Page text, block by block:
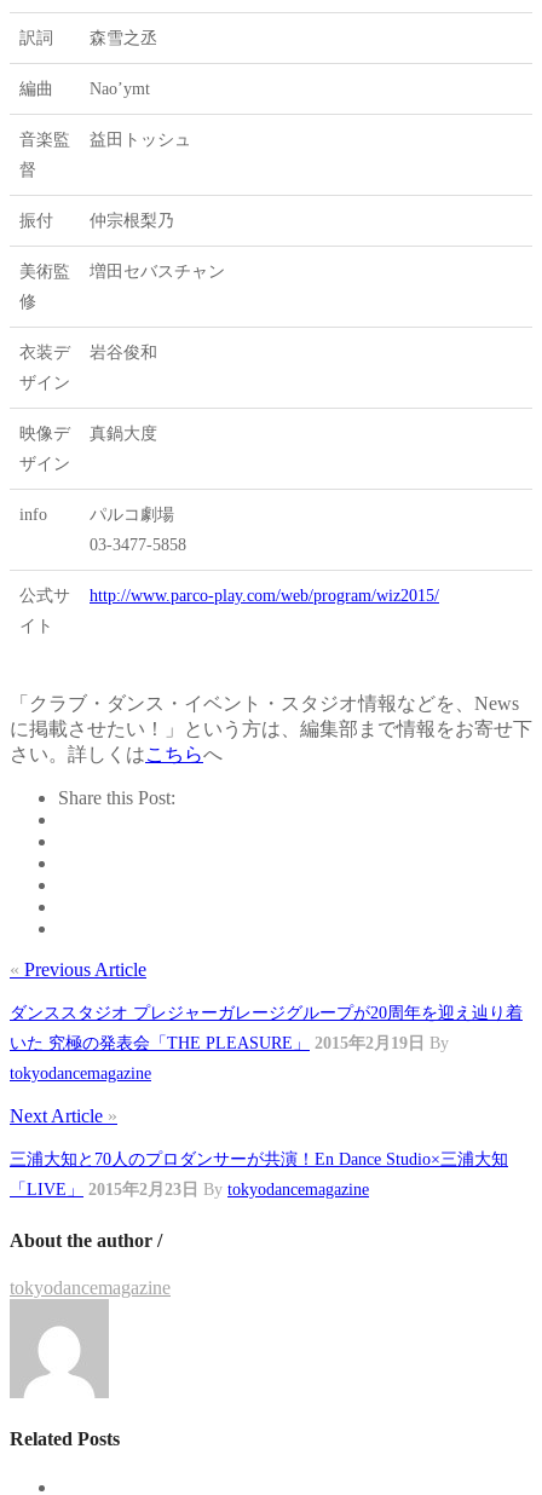
訳詞 森雪之丞
編曲 Nao’ymt
音楽監
督
益田トッシュ
振付 仲宗根梨乃
美術監
修
増田セバスチャン
衣装デ
ザイン
岩谷俊和
映像デ
ザイン
真鍋大度
info
パルコ劇場
03-3477-5858
公式サ
イト
http://www.parco-play.com/web/program/wiz2015/
「クラブ・ダンス・イベント・スタジオ情報などを、News
に掲載させたい！」という方は、編集部まで情報をお寄せ下
さい。詳しくはこちらへ
Share this Post:
« Previous Article
ダンススタジオ プレジャーガレージグループが20周年を迎え辿り着
いた 究極の発表会「THE PLEASURE」
2015年2月19日 By
tokyodancemagazine
Next Article »
三浦大知と70人のプロダンサーが共演！En Dance Studio×三浦大知
「LIVE」
2015年2月23日 By tokyodancemagazine
About the author /
tokyodancemagazine
Related Posts